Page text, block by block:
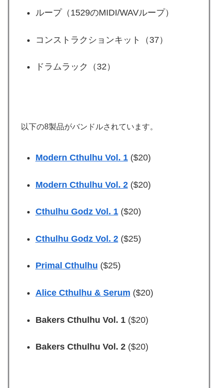
ループ（1529のMIDI/WAVループ）
コンストラクションキット（37）
ドラムラック（32）
以下の8製品がバンドルされています。
Modern Cthulhu Vol. 1($20)
Modern Cthulhu Vol. 2($20)
Cthulhu Godz Vol. 1($20)
Cthulhu Godz Vol. 2($25)
Primal Cthulhu ($25)
Alice Cthulhu & Serum ($20)
Bakers Cthulhu Vol. 1($20)
Bakers Cthulhu Vol. 2($20)